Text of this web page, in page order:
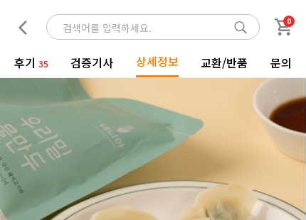
0
후기 35 검증기사 상세정보 교환/반품 문의